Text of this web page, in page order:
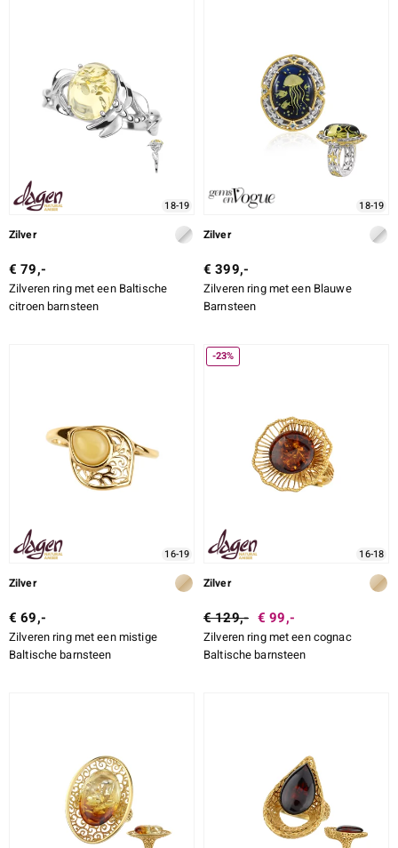
18-19
Zilver
€ 79,-
Zilveren ring met een Baltische
citroen barnsteen
18-19
Zilver
€ 399,-
Zilveren ring met een Blauwe
Barnsteen
16-19
Zilver
€ 69,-
Zilveren ring met een mistige
Baltische barnsteen
-23%
16-18
Zilver
€ 129,- € 99,-
Zilveren ring met een cognac
Baltische barnsteen